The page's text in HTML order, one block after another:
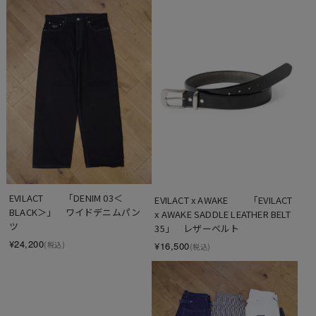
EVILACT 　　「DENIM 03＜
BLACK＞」　ワイドデニムパン
ツ
¥24,200(税込)
EVILACT x AWAKE 　　「EVILACT
x AWAKE SADDLE LEATHER BELT
35」　レザーベルト
¥16,500(税込)